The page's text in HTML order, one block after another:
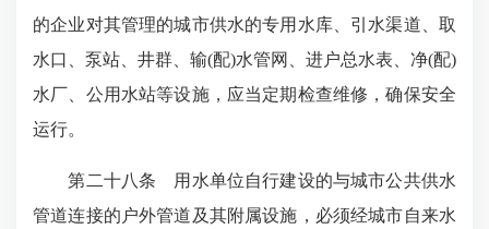
的企业对其管理的城市供水的专用水库、引水渠道、取
水口、泵站、井群、输(配)水管网、进户总水表、净(配)
水厂、公用水站等设施，应当定期检查维修，确保安全
运行。
第二十八条 用水单位自行建设的与城市公共供水
管道连接的户外管道及其附属设施，必须经城市自来水